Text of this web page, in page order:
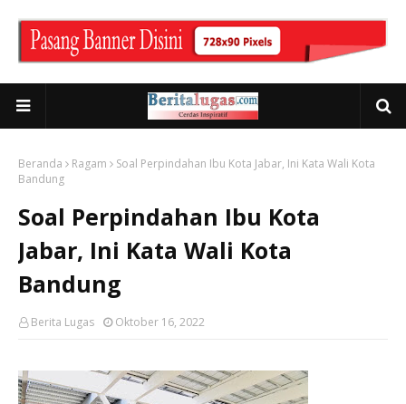
Beranda Ragam
Soal Perpindahan Ibu Kota Jabar, Ini Kata Wali Kota
Bandung
Soal Perpindahan Ibu Kota
Jabar, Ini Kata Wali Kota
Bandung
Berita Lugas Oktober 16, 2022